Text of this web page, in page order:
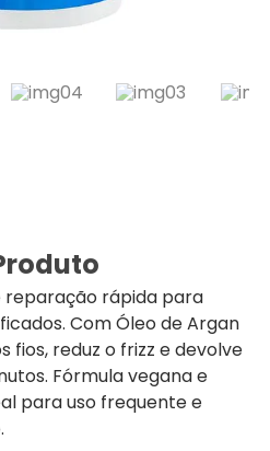
rápida para
Com Óleo de Argan
fios, reduz o frizz e devolve
Fórmula vegana e
para uso frequente e